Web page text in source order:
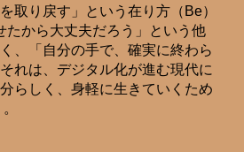
取り戻す」という在り方（Be）
たから大丈夫だろう」という他
、「自分の手で、確実に終わら
れは、デジタル化が進む現代に
らしく、身軽に生きていくため